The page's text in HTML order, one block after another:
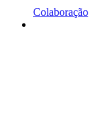
Colaboração